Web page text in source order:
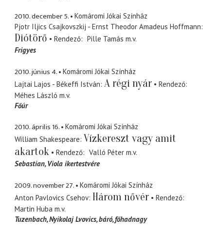
2010. december 5.
Komáromi Jókai Színház
Pjotr Iljics Csajkovszkij - Ernst Theodor Amadeus Hoffmann
Diótörő Rendező Pille Tamás m.v.
Frigyes
2010. június 4.
Komáromi Jókai Színház
Lajtai Lajos - Békeffi István A régi nyár
Rendező
Méhes László m.v.
Főúr
2010. április 16.
Komáromi Jókai Színház
William Shakespeare Vízkereszt vagy amit
akartok
Rendező Valló Péter m.v.
Sebastian Viola ikertestvére
2009. november 27.
Komáromi Jókai Színház
Anton Pavlovics Csehov Három nővér
Rendező
Martin Huba m.v.
Tuzenbach, Nyikolaj Lvovics báró, főhadnagy